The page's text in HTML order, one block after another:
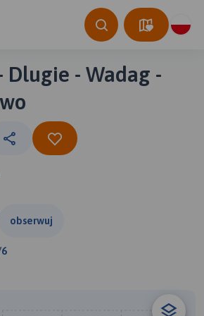
Dlugie - Wadag -
obserwuj